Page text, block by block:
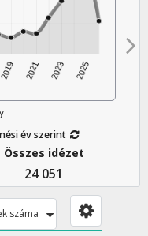
év szerint
Összes idézet
24 051
száma